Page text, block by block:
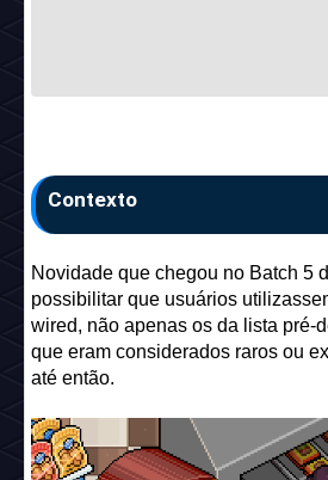
Contexto
Novidade que chegou no Batch 5
possibilitar que usuários
wired, não apenas os da lista pré-
que eram considerados raros ou
até então.